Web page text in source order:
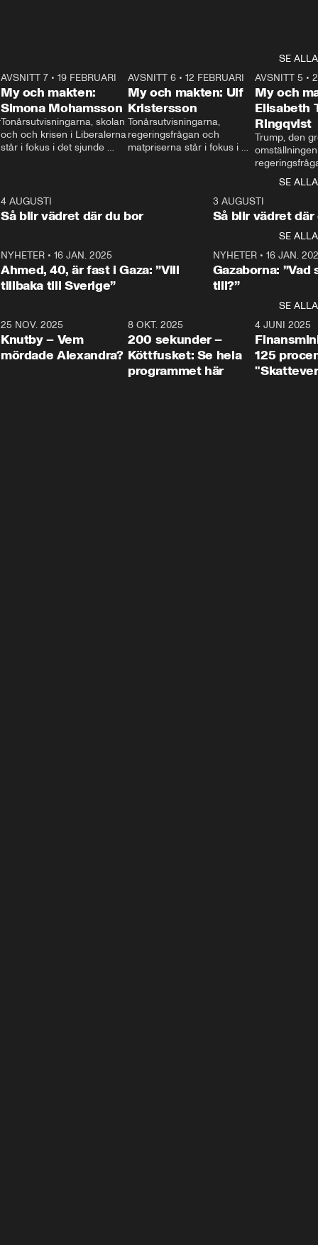
SE ALLA
24:30
AVSNITT 7• 19 FEBRUARI
My och makten:
Simona Mohamsson
Tonårsutvisningarna, skolan
och och krisen i Liberalerna
står i fokus i det sjunde
kommentator My
Rohwedder ställer
utbildnings- och
Mohamsson till svars.
27:30
AVSNITT 6 •12 FEBRUARI
My och makten: Ulf
Kristersson
Tonårsutvisningarna,
regeringsfrågan och
matpriserna står i fokus i
Rohwedder ställer
statsminister Ulf Kristersson
AVSNITT 5 •
My och
Elisabeth
Ringqvist
Trump, den
centrum i
avsnittet av
Makten”. Se
Aftonbladets
Rohwedder
Thand Ring
SE ALLA
4 AUGUSTI
Så blir vädret där du bor
3 AUGUSTI
Så blir vädret där
SE ALLA
NYHETER• 16 JAN. 2025
Ahmed, 40, är fast i Gaza: ”Vill
tillbaka till Sverige”
NYHETER• 16 JAN.
Gazaborna:
till?”
SE ALLA
31:05
25 NOV. 2025
Knutby – Vem
mördade Alexandra?
4:29
8 OKT. 2025
200 sekunder –
Köttfusket: Se hela
programmet här
4 JUNI 2025
125